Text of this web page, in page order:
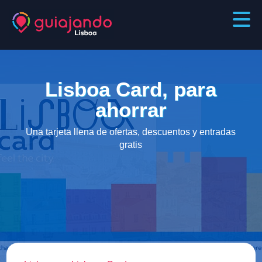
Lisboa Card, para
ahorrar
Una tarjeta llena de ofertas, descuentos y entradas
gratis